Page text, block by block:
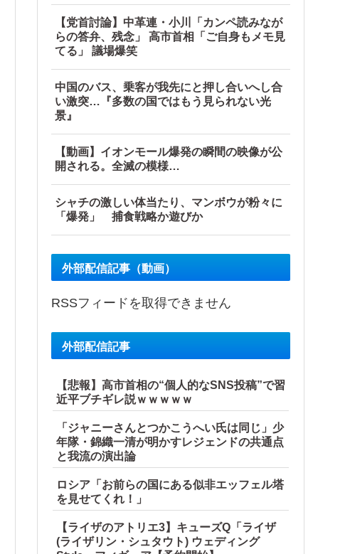
【党首討論】中革連・小川「カンペ読みなが
らの答弁、残念」 高市首相「ご自身もメモ見
てる」 議場爆笑
中国のバス、乗客が我先にと押し合いへし合
い激突…『多数の国ではもう見られない光
景』
【動画】イオンモール爆発の瞬間の映像が公
開される。全滅の模様…
シャチの激しい体当たり、マンボウが粉々に
「爆発」 捕食戦略か遊びか
外部配信記事（動画）
RSSフィードを取得できません
外部配信記事
【悲報】高市首相の“個人的なSNS投稿”で習
近平ブチギレ説ｗｗｗｗｗ
「ジャニーさんとつかこうへい氏は同じ」少
年隊・錦織一清が明かすレジェンドの共通点
と我流の演出論
ロシア「お前らの国にある似非エッフェル塔
を見せてくれ！」
【ライザのアトリエ3】キューズQ「ライザ
(ライザリン・シュタウト) ウェディング